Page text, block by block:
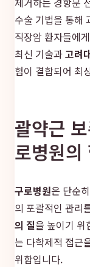
수술 기법을 통해
직장암 환자들에
최신 기술과고려
험이 결합되어 최
괄약근
로병원의
구로병원은 단순
의 포괄적인 관리
의 질을 높이기 위
는 다학제적 접근
위함입니다.